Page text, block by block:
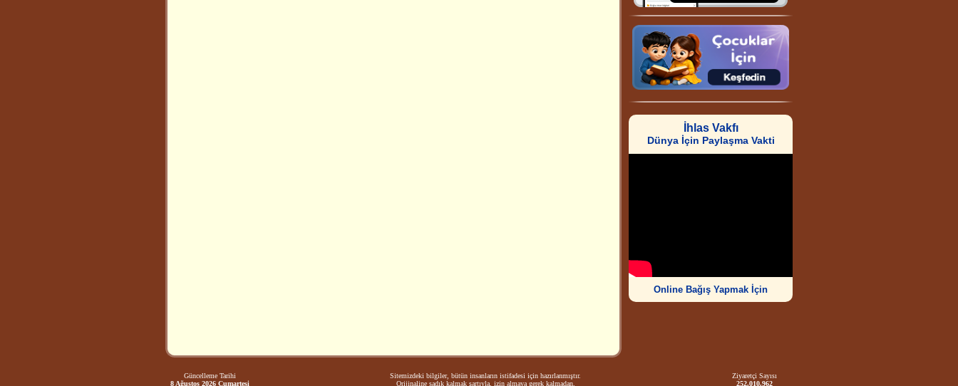
İhlas Vakfı
Dünya İçin Paylaşma Vakti
Online Bağış Yapmak İçin
Güncelleme Tarihi
8 Ağustos 2026 Cumartesi
Sitemizdeki bilgiler, bütün insanların istifadesi için hazırlanmıştır.
Orijinaline sadık kalmak şartıyla, izin almaya gerek kalmadan,
Ziyaretçi Sayısı
252.010.962